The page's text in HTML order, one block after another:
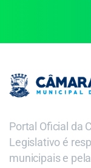
Portal Oficial da
Legislativo é
municipais e